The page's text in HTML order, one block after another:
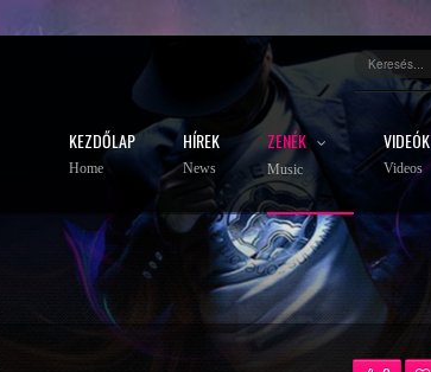
KEZDŐLAP
Home
HÍREK
News
ZENÉK
Music
VIDEÓK
Videos